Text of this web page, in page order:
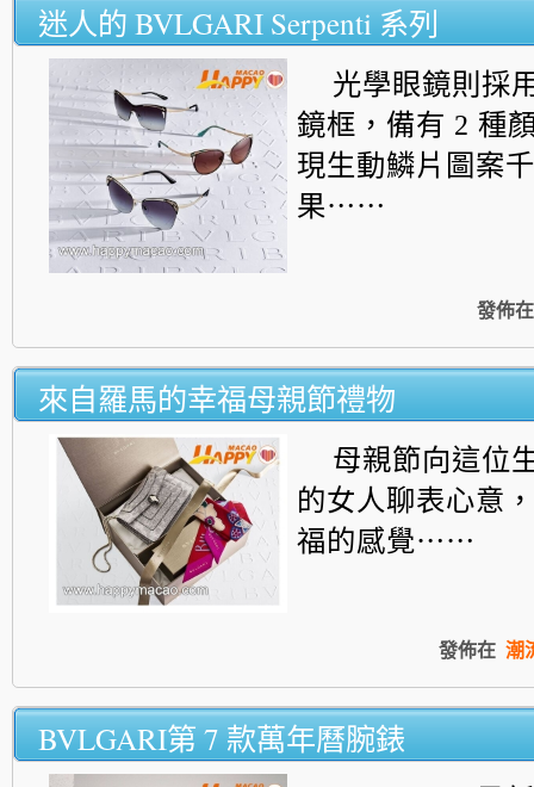
迷人的 BVLGARI Serpenti 系列
光學眼鏡則採
鏡框，備有 2 種
現生動鱗片圖案
果⋯⋯
發佈在
來自羅馬的幸福母親節禮物
母親節向這位
的女人聊表心意，
福的感覺⋯⋯
發佈在 潮
BVLGARI第 7 款萬年曆腕錶